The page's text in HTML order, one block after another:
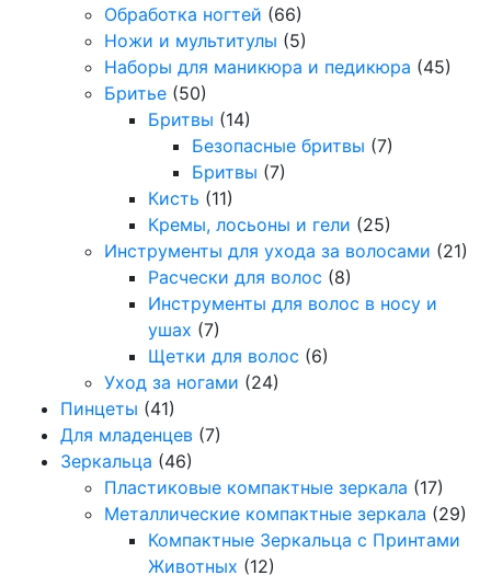
Обработка ногтей (66)
Ножи и мультитулы (5)
Наборы для маникюра и педикюра (45)
Бритье (50)
Бритвы (14)
Безопасные бритвы (7)
Бритвы (7)
Кисть (11)
Кремы, лосьоны и гели (25)
Инструменты для ухода за волосами (21)
Расчески для волос (8)
Инструменты для волос в носу и
ушах (7)
Щетки для волос (6)
Уход за ногами (24)
Пинцеты (41)
Для младенцев (7)
Зеркальца (46)
Пластиковые компактные зеркала (17)
Металлические компактные зеркала (29)
Компактные Зеркальца с Принтами
Животных (12)